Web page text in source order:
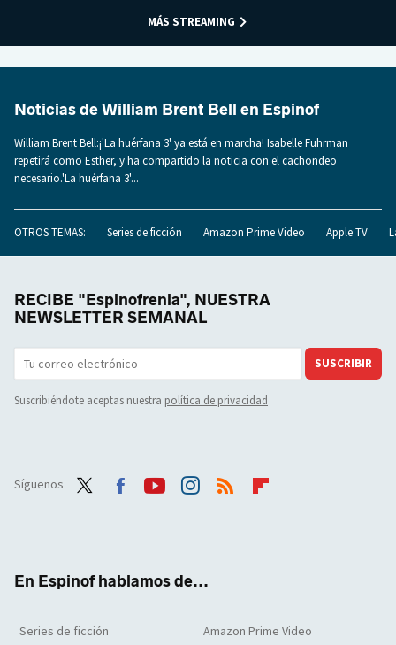
MÁS STREAMING
Noticias de William Brent Bell en Espinof
William Brent Bell:¡'La huérfana 3' ya está en marcha! Isabelle Fuhrman
repetirá como Esther, y ha compartido la noticia con el cachondeo
necesario.'La huérfana 3'...
OTROS TEMAS: Series de ficción Amazon Prime Video Apple TV
RECIBE "Espinofrenia", NUESTRA
NEWSLETTER SEMANAL
SUSCRIBIR
Suscribiéndote aceptas nuestra política de privacidad
Síguenos
En Espinof hablamos de...
Series de ficción Amazon Prime Video